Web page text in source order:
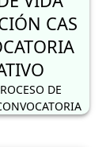
CAS
DE